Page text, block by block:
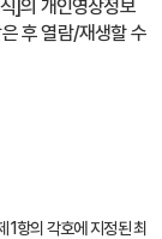
]의 개인영상정보
후 열람/재생할 수
항의 각호에 지정된 최